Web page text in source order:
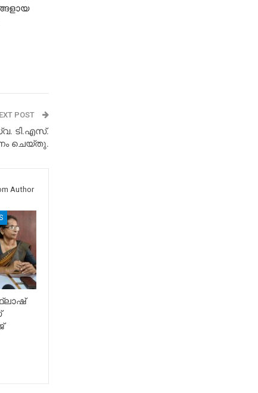
POST
ടി.എസ്.
ചെയ്തു.
Author